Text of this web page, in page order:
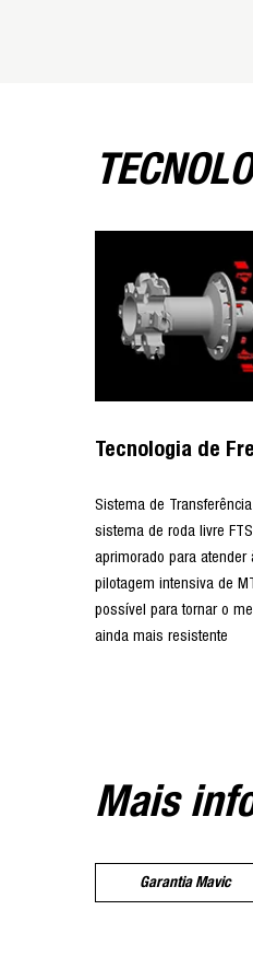
Tecnologia de
Sistema de
sistema de roda livre
aprimorado para atender
pilotagem intensiva de
possível para tornar o
ainda mais resistente
Mais
Garantia Mavic